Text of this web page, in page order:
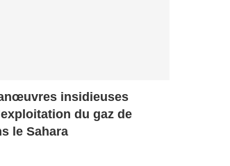
insidieuses
du gaz de
le Sahara